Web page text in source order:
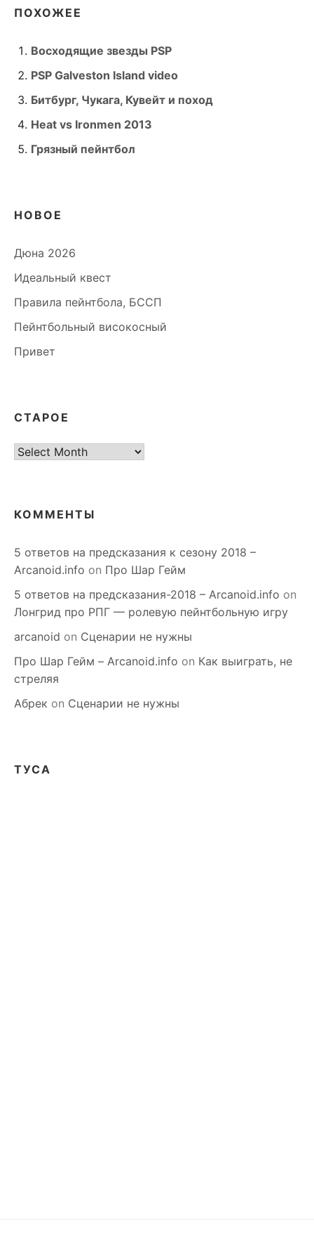
ПОХОЖЕЕ
Восходящие звезды PSP
PSP Galveston Island video
Битбург, Чукага, Кувейт и поход
Heat vs Ironmen 2013
Грязный пейнтбол
НОВОЕ
Дюна 2026
Идеальный квест
Правила пейнтбола, БССП
Пейнтбольный високосный
Привет
СТАРОЕ
старое
КОММЕНТЫ
5 ответов на предсказания к сезону 2018 –
Arcanoid.info on Про Шар Гейм
5 ответов на предсказания-2018 – Arcanoid.info on
Лонгрид про РПГ — ролевую пейнтбольную игру
arcanoid on Сценарии не нужны
Про Шар Гейм – Arcanoid.info on Как выиграть, не
стреляя
Абрек on Сценарии не нужны
ТУСА